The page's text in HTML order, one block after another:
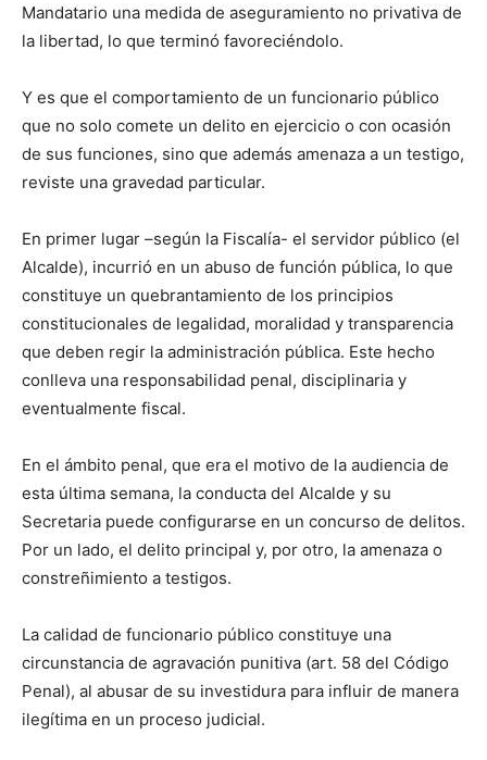
Mandatario una medida de aseguramiento no privativa de
la libertad, lo que terminó favoreciéndolo.
Y es que el comportamiento de un funcionario público
que no solo comete un delito en ejercicio o con ocasión
de sus funciones, sino que además amenaza a un testigo,
reviste una gravedad particular.
En primer lugar –según la Fiscalía- el servidor público (el
Alcalde), incurrió en un abuso de función pública, lo que
constituye un quebrantamiento de los principios
constitucionales de legalidad, moralidad y transparencia
que deben regir la administración pública. Este hecho
conlleva una responsabilidad penal, disciplinaria y
eventualmente fiscal.
En el ámbito penal, que era el motivo de la audiencia de
esta última semana, la conducta del Alcalde y su
Secretaria puede configurarse en un concurso de delitos.
Por un lado, el delito principal y, por otro, la amenaza o
constreñimiento a testigos.
La calidad de funcionario público constituye una
circunstancia de agravación punitiva (art. 58 del Código
Penal), al abusar de su investidura para influir de manera
ilegítima en un proceso judicial.